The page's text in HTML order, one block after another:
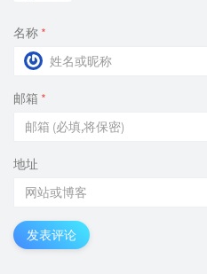
名称 *
邮箱 *
地址
发表评论